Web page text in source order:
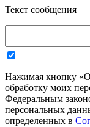
Текст сообщения
Нажимая кнопку
обработку моих
Федеральным
персональных
определенных в